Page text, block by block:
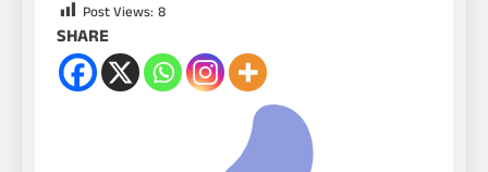
Post Views: 8
SHARE